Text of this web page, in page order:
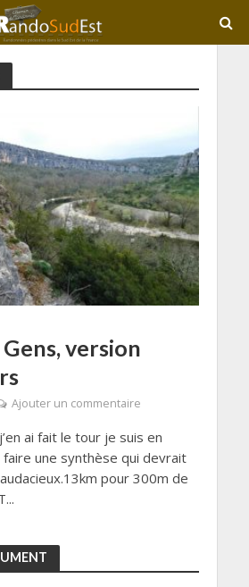
version
Ajouter un commentaire
ai fait le tour je suis en
une synthèse qui devrait
pour 300m de